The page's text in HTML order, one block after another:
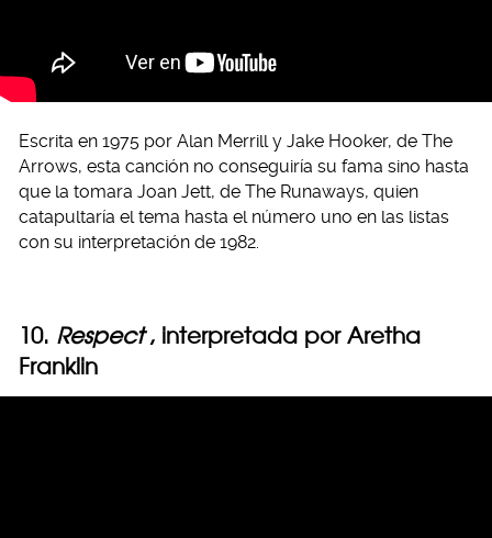
Escrita en 1975 por Alan Merrill y Jake Hooker, de The
Arrows, esta canción no conseguiría su fama sino hasta
que la tomara Joan Jett, de The Runaways, quien
catapultaría el tema hasta el número uno en las listas
con su interpretación de 1982.
10. Respect , interpretada por Aretha
Franklin